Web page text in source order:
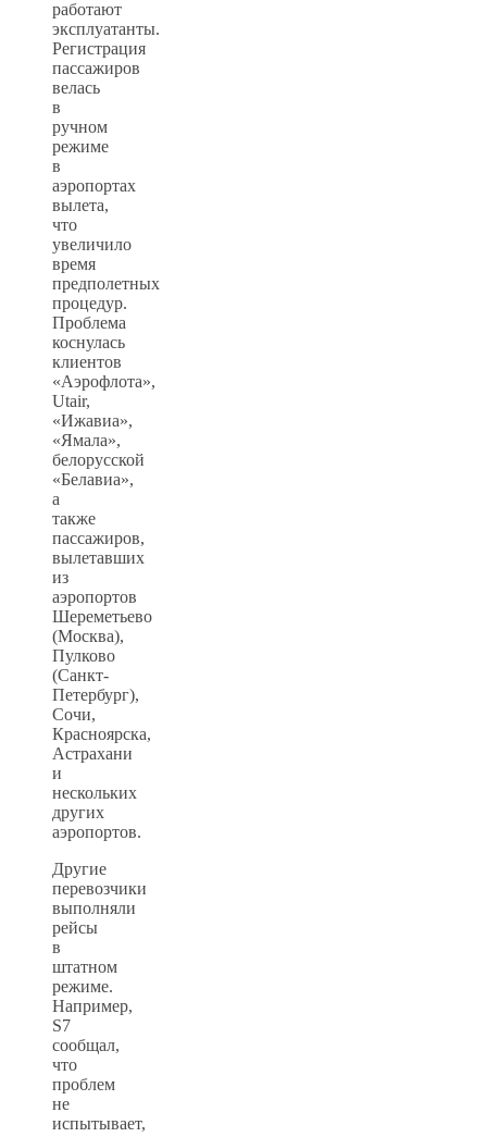
работают
эксплуатанты.
Регистрация
пассажиров
велась
в
ручном
режиме
в
аэропортах
вылета,
что
увеличило
время
предполетных
процедур.
Проблема
коснулась
клиентов
«Аэрофлота»,
Utair,
«Ижавиа»,
«Ямала»,
белорусской
«Белавиа»,
а
также
пассажиров,
вылетавших
из
аэропортов
Шереметьево
(Москва),
Пулково
(Санкт-
Петербург),
Сочи,
Красноярска,
Астрахани
и
нескольких
других
аэропортов.
Другие
перевозчики
выполняли
рейсы
в
штатном
режиме.
Например,
S7
сообщал,
что
проблем
не
испытывает,